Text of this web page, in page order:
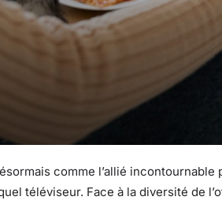
comme l’allié
téléviseur. Face à la diversité de